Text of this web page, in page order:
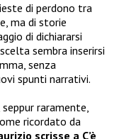
di perdono tra
ma di storie
di dichiararsi
sembra inserirsi
senza
spunti narrativi.
raramente,
ricordato da
scrisse a C’è